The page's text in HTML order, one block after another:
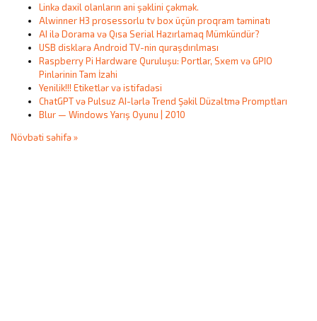
Linkə daxil olanların ani şəklini çəkmək.
Alwinner H3 prosessorlu tv box üçün proqram təminatı
AI ilə Dorama və Qısa Serial Hazırlamaq Mümkündür?
USB disklərə Android TV-nin quraşdırılması
Raspberry Pi Hardware Quruluşu: Portlar, Sxem və GPIO
Pinlərinin Tam İzahi
Yenilik!!! Etiketlər və istifadəsi
ChatGPT və Pulsuz AI-lərlə Trend Şəkil Düzəltmə Promptları
Blur — Windows Yarış Oyunu | 2010
Növbəti səhifə »